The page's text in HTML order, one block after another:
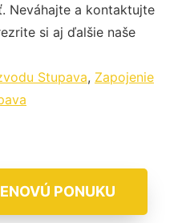
Neváhajte a kontaktujte
si aj ďalšie naše
Stupava, Zapojenie
PONUKU